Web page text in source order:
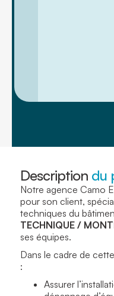
Description du
Notre agence Camo
pour son client,
techniques du
TECHNIQUE /
ses équipes.
Dans le cadre de
:
Assurer